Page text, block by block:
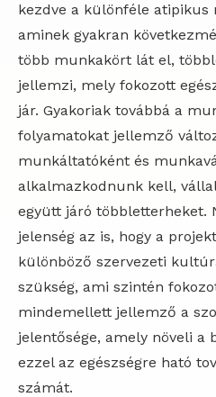
kezdve a különféle atipikus
aminek gyakran
több munkakört lát el,
jellemzi, mely fokozott
jár. Gyakoriak továbbá a
folyamatokat jellemző
munkáltatóként és
alkalmazkodnunk kell,
együtt járó többletterheket.
jelenség az is, hogy a
különböző szervezeti
szükség, ami szintén
mindemellett jellemző a
jelentősége, amely növeli a
ezzel az egészségre ható
számát.